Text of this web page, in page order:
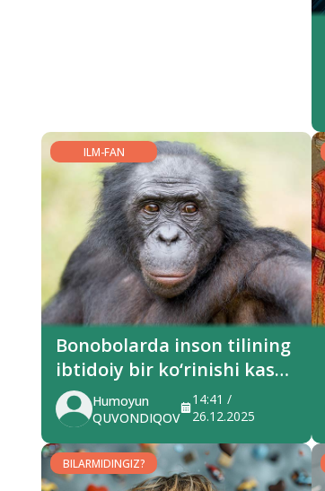
ILM-FAN
Bonobolarda inson tilining
ibtidoiy bir ko‘rinishi kashf
etildi!Humoyun
QUVONDIQOV
14:41 /
26.12.2025
BILARMIDINGIZ?